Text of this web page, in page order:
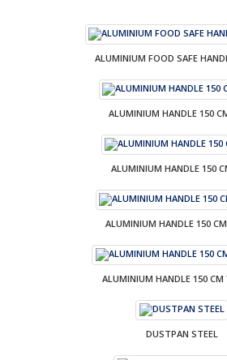
ALUMINIUM FOOD SAFE
ALUMINIUM HANDLE 150
ALUMINIUM HANDLE 150
ALUMINIUM HANDLE 150
ALUMINIUM HANDLE 150 CM
DUSTPAN STEEL